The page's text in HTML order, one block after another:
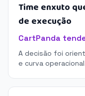
Time enxuto
de execução
CartPanda
A decisão foi
e curva